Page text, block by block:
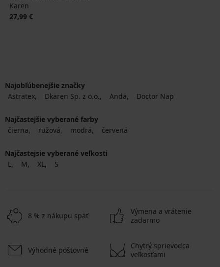
Karen
27,99 €
Najobľúbenejšie značky
Astratex
Dkaren Sp. z o.o. Anda Doctor Nap
Najčastejšie vyberané farby
čierna
ružová modrá červená
Najčastejsie vyberané veľkosti
L
M XL S
8 % z nákupu späť
Výmena a vrátenie
zadarmo
Výhodné poštovné
Chytrý sprievodca
veľkosťami